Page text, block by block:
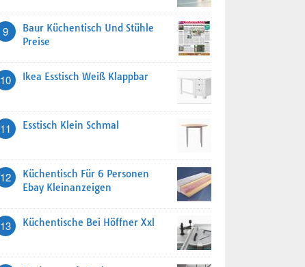
9
Baur Küchentisch Und Stühle
Preise
10 Ikea Esstisch Weiß Klappbar
11 Esstisch Klein Schmal
12
Küchentisch Für 6 Personen
Ebay Kleinanzeigen
13 Küchentische Bei Höffner Xxl